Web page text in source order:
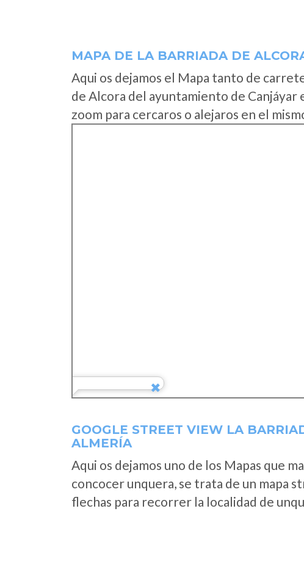
MAPA DE LA BARRIADA DE
Aqui os dejamos el Mapa tanto de
de Alcora del ayuntamiento de Canjáyar
zoom para cercaros o alejaros en el
GOOGLE STREET VIEW LA
ALMERÍA
Aqui os dejamos uno de los Mapas que
concocer unquera, se trata de un mapa
flechas para recorrer la localidad de